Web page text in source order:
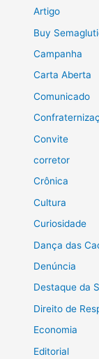
Artigo
Buy
Campanha
Carta Aberta
Comunicado
Convite
corretor
Crônica
Cultura
Curiosidade
Dança das
Denúncia
Destaque da
Direito de
Economia
Editorial